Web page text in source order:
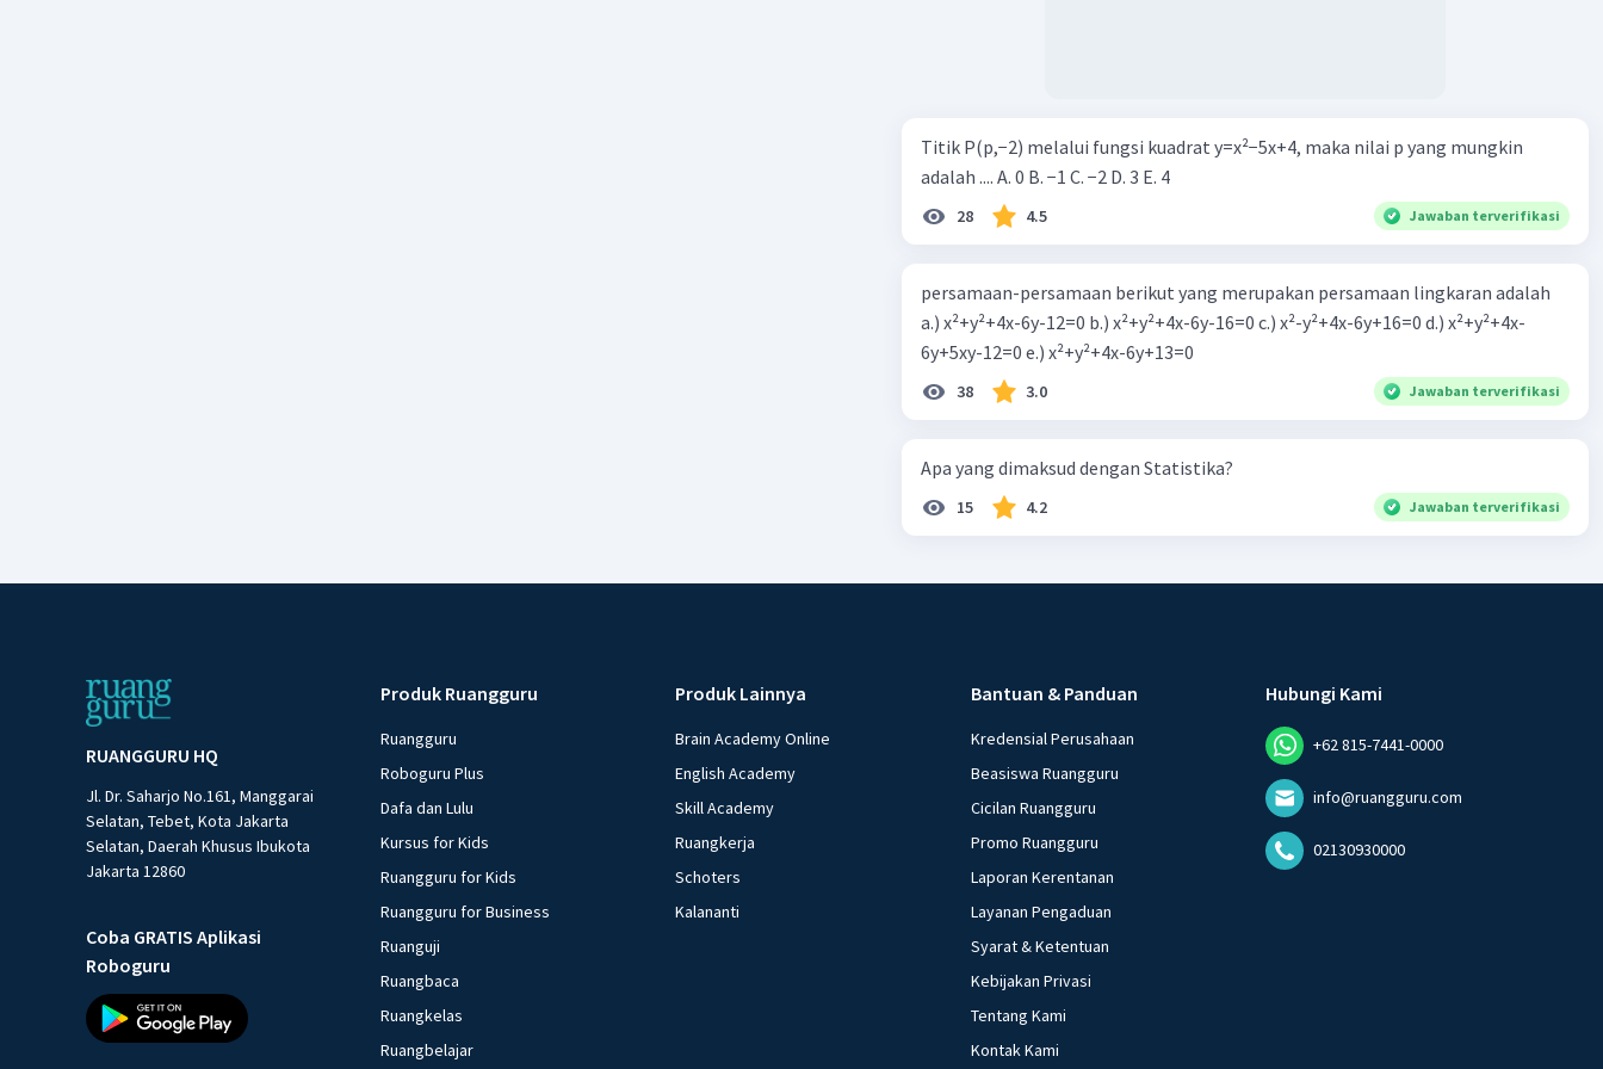
Titik P(p,−2) melalui fungsi kuadrat y=x²−5x+4, maka nilai p yang mungkin
adalah .... A. 0 B. −1 C. −2 D. 3 E. 4
28 4.5 Jawaban terverifikasi
persamaan-persamaan berikut yang merupakan persamaan lingkaran adalah
a.) x²+y²+4x-6y-12=0 b.) x²+y²+4x-6y-16=0 c.) x²-y²+4x-6y+16=0 d.) x²+y²+4x-
6y+5xy-12=0 e.) x²+y²+4x-6y+13=0
38 3.0 Jawaban terverifikasi
Apa yang dimaksud dengan Statistika?
15 4.2 Jawaban terverifikasi
RUANGGURU HQ
Jl. Dr. Saharjo No.161, Manggarai
Selatan, Tebet, Kota Jakarta
Selatan, Daerah Khusus Ibukota
Jakarta 12860
Coba GRATIS Aplikasi
Roboguru
Produk Ruangguru
Ruangguru
Roboguru Plus
Dafa dan Lulu
Kursus for Kids
Ruangguru for Kids
Ruangguru for Business
Ruanguji
Ruangbaca
Ruangkelas
Ruangbelajar
Produk Lainnya
Brain Academy Online
English Academy
Skill Academy
Ruangkerja
Schoters
Kalananti
Bantuan & Panduan
Kredensial Perusahaan
Beasiswa Ruangguru
Cicilan Ruangguru
Promo Ruangguru
Laporan Kerentanan
Layanan Pengaduan
Syarat & Ketentuan
Kebijakan Privasi
Tentang Kami
Kontak Kami
Hubungi Kami
+62 815-7441-0000
info@ruangguru.com
02130930000